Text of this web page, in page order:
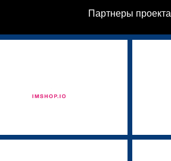
Партнеры проекта